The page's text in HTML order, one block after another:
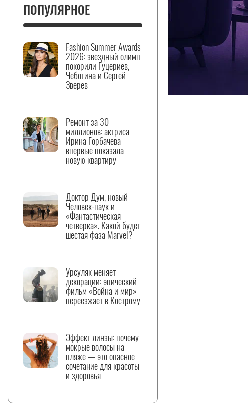
ПОПУЛЯРНОЕ
Fashion Summer Awards
2026: звездный олимп
покорили Гуцериев,
Чеботина и Сергей
Зверев
Ремонт за 30
миллионов: актриса
Ирина Горбачева
впервые показала
новую квартиру
Доктор Дум, новый
Человек-паук и
«Фантастическая
четверка». Какой будет
шестая фаза Marvel?
Урсуляк меняет
декорации: эпический
фильм «Война и мир»
переезжает в Кострому
Эффект линзы: почему
мокрые волосы на
пляже — это опасное
сочетание для красоты
и здоровья